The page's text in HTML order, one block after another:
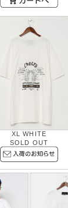
XL WHITE
SOLD OUT